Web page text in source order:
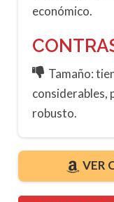
económico.
Tamaño:
considerables,
robusto.
VER